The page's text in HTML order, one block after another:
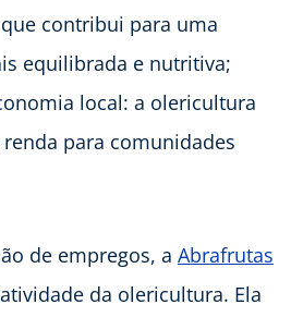
contribui para uma
equilibrada e nutritiva;
local: a olericultura
para comunidades
de empregos, a Abrafrutas
da olericultura. Ela